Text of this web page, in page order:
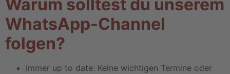
Warum soll­test du unserem
Whats­App-Channel
folgen?
Immer up to date: Keine wich­ti­gen Termine oder